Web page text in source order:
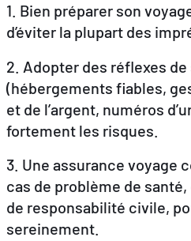
1. Bien préparer son
d’éviter la plupart des
2. Adopter des réflexes
(hébergements fiables,
et de l’argent, numéros
fortement les risques.
3. Une assurance voyage
cas de problème de santé,
de responsabilité civile,
sereinement.